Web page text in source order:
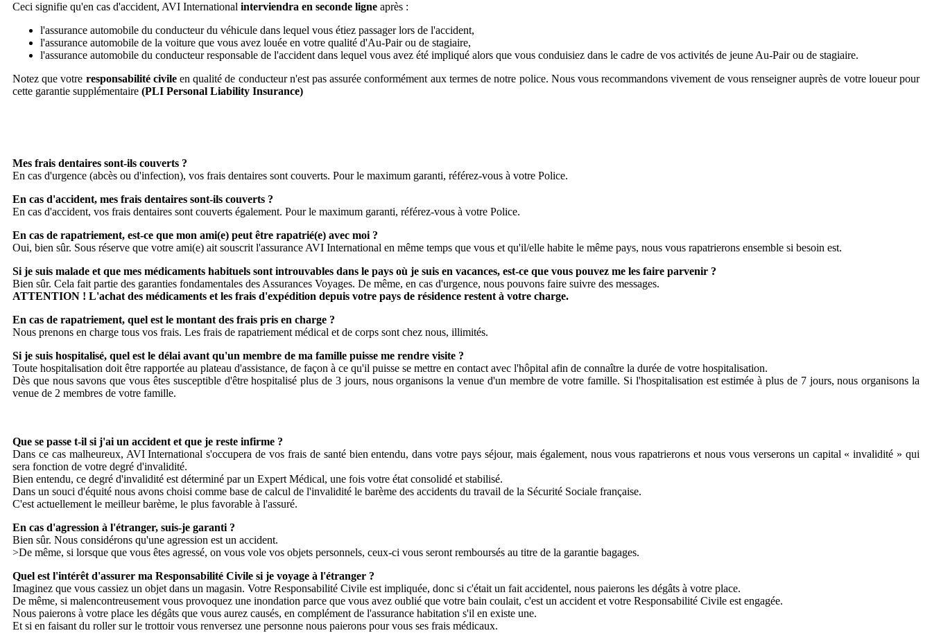
Ceci signifie qu'en cas d'accident, AVI International interviendra en seconde ligne après :
l'assurance automobile du conducteur du véhicule dans lequel vous étiez passager lors de l'accident,
l'assurance automobile de la voiture que vous avez louée en votre qualité d'Au-Pair ou de stagiaire,
l'assurance automobile du conducteur responsable de l'accident dans lequel vous avez été impliqué alors que vous conduisiez dans le cadre de vos activités de jeune Au-Pair ou de stagiaire.
Notez que votre responsabilité civileen qualité de conducteur n'est pas assurée conformément aux termes de notre police. Nous vous recommandons vivement de vous renseigner auprès de votre loueur pour
cette garantie supplémentaire (PLI Personal Liability Insurance)
Mes frais dentaires sont-ils couverts ?
En cas d'urgence (abcès ou d'infection), vos frais dentaires sont couverts. Pour le maximum garanti, référez-vous à votre Police.
En cas d'accident, mes frais dentaires sont-ils couverts ?
En cas d'accident, vos frais dentaires sont couverts également. Pour le maximum garanti, référez-vous à votre Police.
En cas de rapatriement, est-ce que mon ami(e) peut être rapatrié(e) avec moi ?
Oui, bien sûr. Sous réserve que votre ami(e) ait souscrit l'assurance AVI International en même temps que vous et qu'il/elle habite le même pays, nous vous rapatrierons ensemble si besoin est.
Si je suis malade et que mes médicaments habituels sont introuvables dans le pays où je suis en vacances, est-ce que vous pouvez me les faire parvenir ?
Bien sûr. Cela fait partie des garanties fondamentales des Assurances Voyages. De même, en cas d'urgence, nous pouvons faire suivre des messages.
ATTENTION ! L'achat des médicaments et les frais d'expédition depuis votre pays de résidence restent à votre charge.
En cas de rapatriement, quel est le montant des frais pris en charge ?
Nous prenons en charge tous vos frais. Les frais de rapatriement médical et de corps sont chez nous, illimités.
Si je suis hospitalisé, quel est le délai avant qu'un membre de ma famille puisse me rendre visite ?
Toute hospitalisation doit être rapportée au plateau d'assistance, de façon à ce qu'il puisse se mettre en contact avec l'hôpital afin de connaître la durée de votre hospitalisation.
Dès que nous savons que vous êtes susceptible d'être hospitalisé plus de 3 jours, nous organisons la venue d'un membre de votre famille. Si l'hospitalisation est estimée à plus de 7 jours, nous organisons la
venue de 2 membres de votre famille.
Que se passe t-il si j'ai un accident et que je reste infirme ?
Dans ce cas malheureux, AVI International s'occupera de vos frais de santé bien entendu, dans votre pays séjour, mais également, nous vous rapatrierons et nous vous verserons un capital « invalidité » qui
sera fonction de votre degré d'invalidité.
Bien entendu, ce degré d'invalidité est déterminé par un Expert Médical, une fois votre état consolidé et stabilisé.
Dans un souci d'équité nous avons choisi comme base de calcul de l'invalidité le barème des accidents du travail de la Sécurité Sociale française.
C'est actuellement le meilleur barème, le plus favorable à l'assuré.
En cas d'agression à l'étranger, suis-je garanti ?
Bien sûr. Nous considérons qu'une agression est un accident.
>De même, si lorsque que vous êtes agressé, on vous vole vos objets personnels, ceux-ci vous seront remboursés au titre de la garantie bagages.
Quel est l'intérêt d'assurer ma Responsabilité Civile si je voyage à l'étranger ?
Imaginez que vous cassiez un objet dans un magasin. Votre Responsabilité Civile est impliquée, donc si c'était un fait accidentel, nous paierons les dégâts à votre place.
De même, si malencontreusement vous provoquez une inondation parce que vous avez oublié que votre bain coulait, c'est un accident et votre Responsabilité Civile est engagée.
Nous paierons à votre place les dégâts que vous aurez causés, en complément de l'assurance habitation s'il en existe une.
Et si en faisant du roller sur le trottoir vous renversez une personne nous paierons pour vous ses frais médicaux.